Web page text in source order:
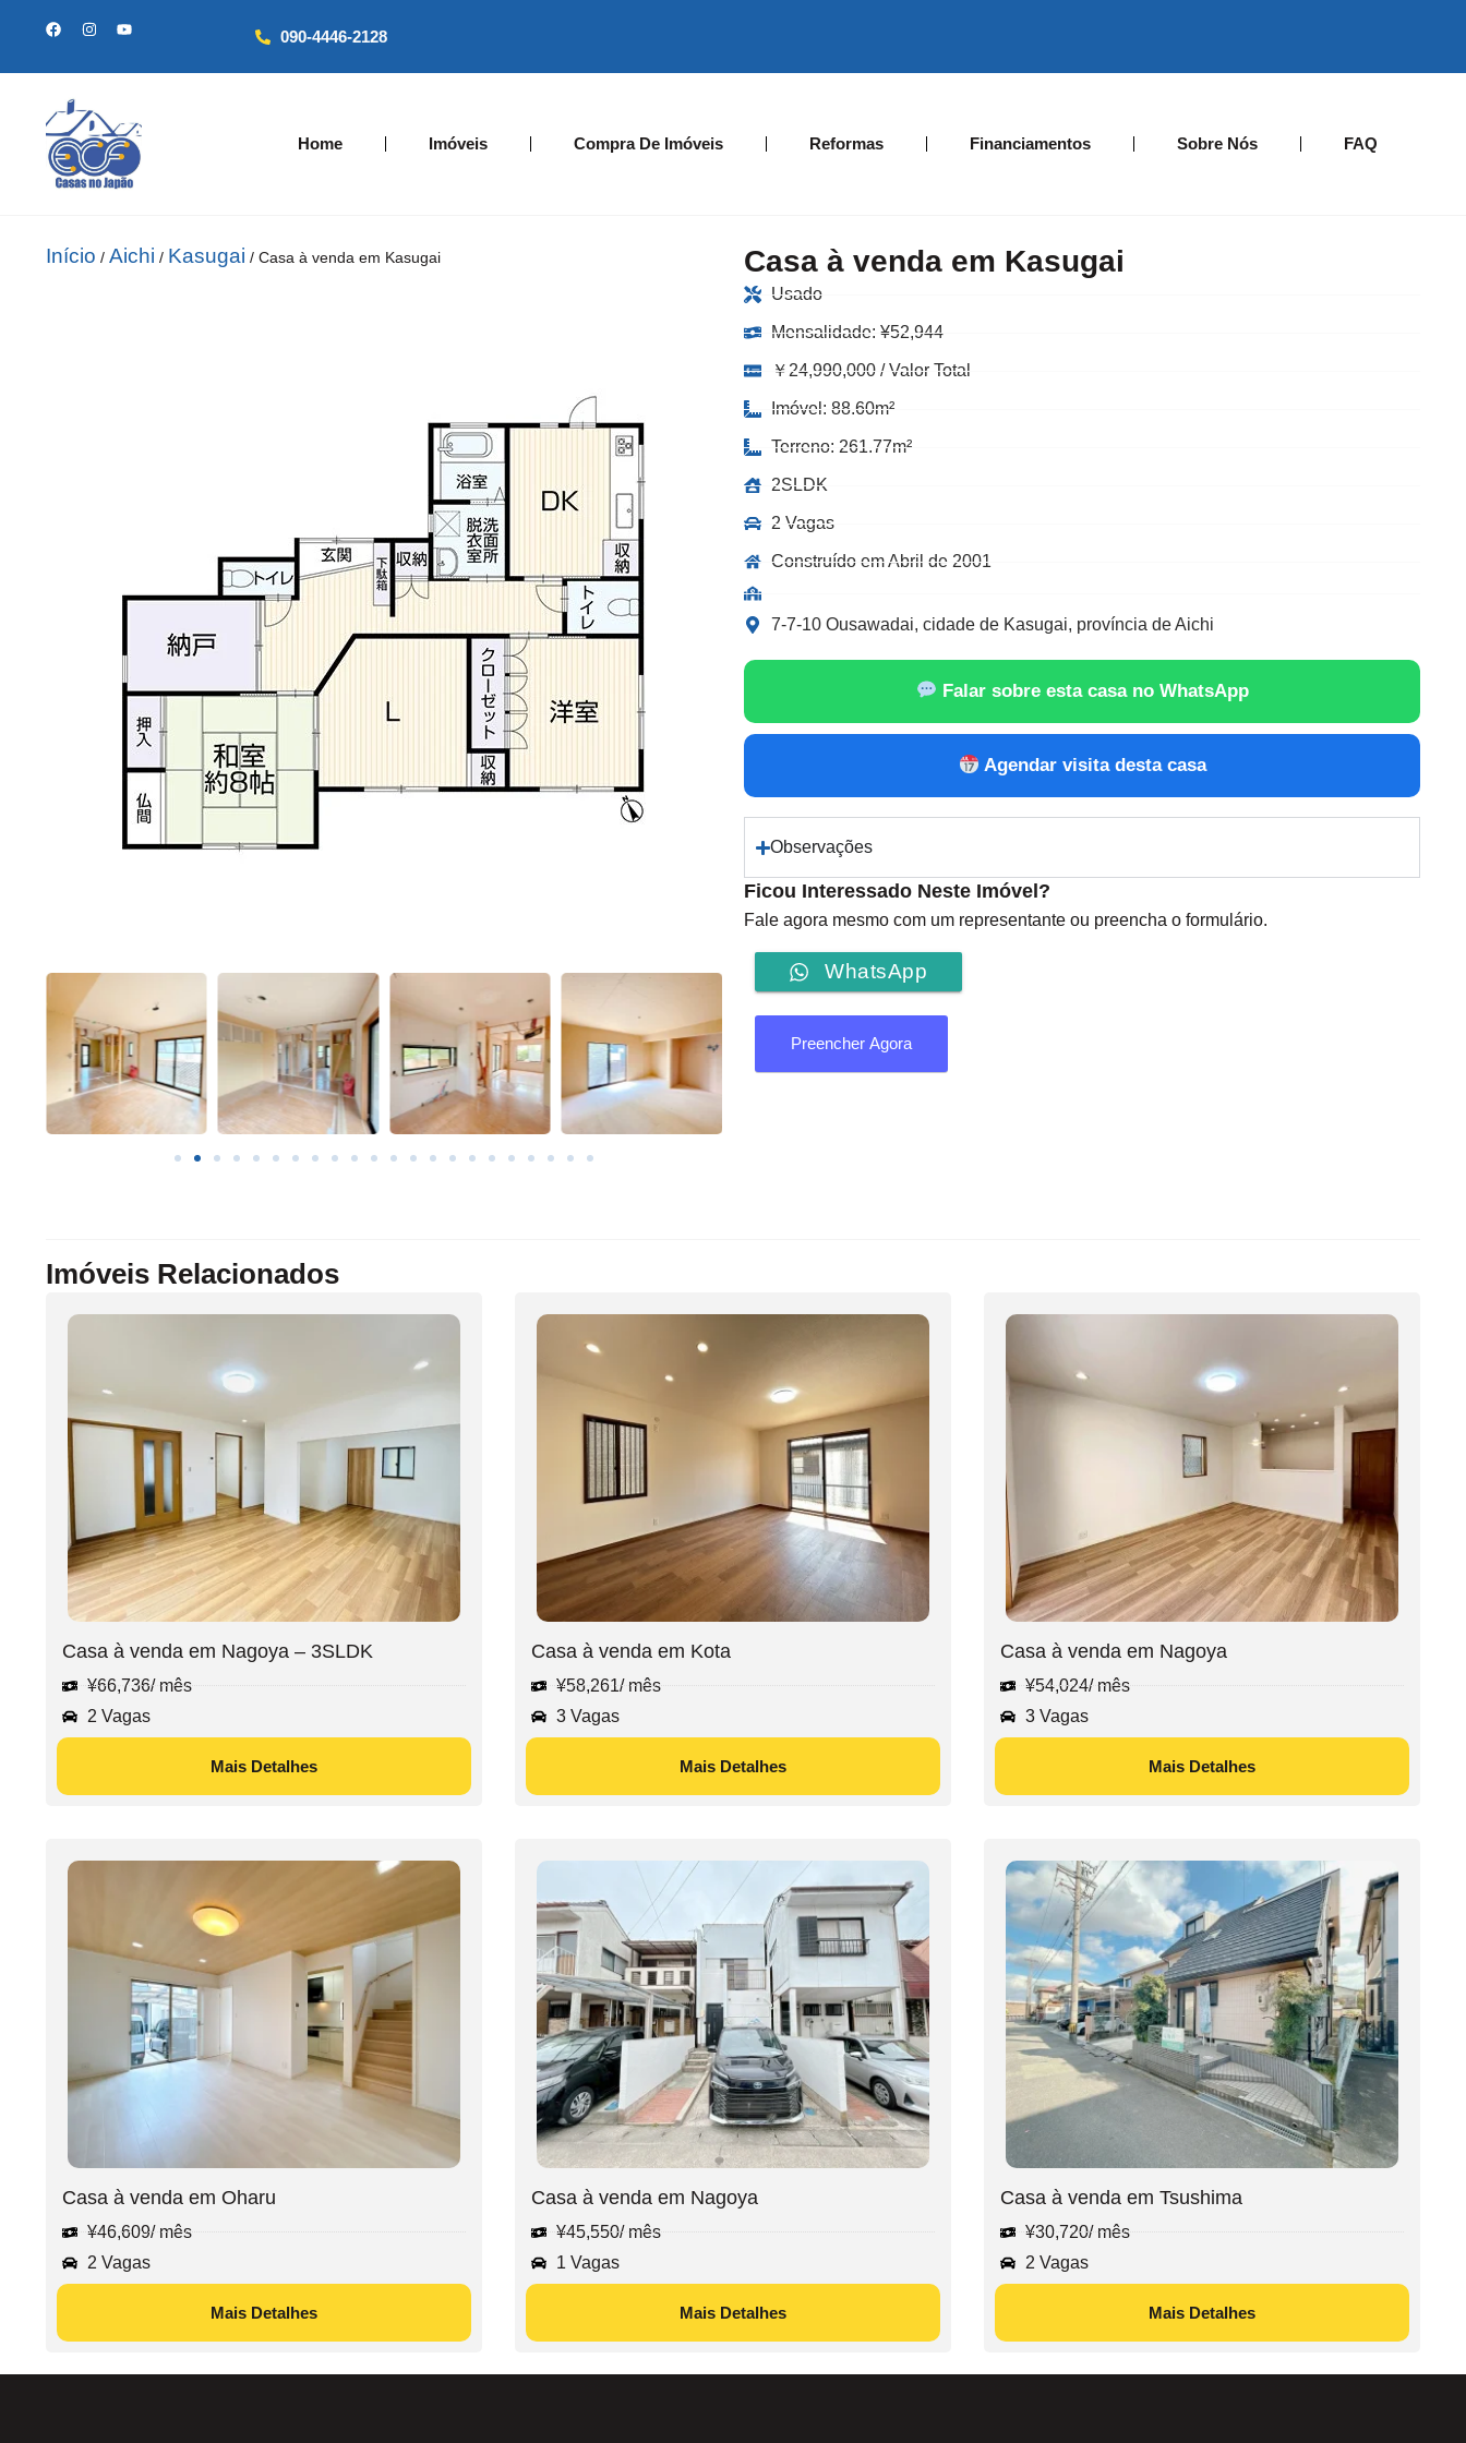
090-4446-2128
Home Imóveis Compra De Imóveis Reformas Financiamentos Sobre Nós FAQ
Início / Aichi / Kasugai / Casa à venda em Kasugai Casa à venda em Kasugai
Usado
Mensalidade: ¥52,944
￥24,990,000 / Valor Total
Imóvel: 88.60m²
Terreno: 261.77m²
2SLDK
2 Vagas
Construído em Abril de 2001
7-7-10 Ousawadai, cidade de Kasugai, província de Aichi
Falar sobre esta casa no WhatsApp
Agendar visita desta casa
Observações
Ficou Interessado Neste Imóvel?
Fale agora mesmo com um representante ou preencha o formulário.
WhatsApp
Preencher Agora
Imóveis Relacionados
Casa à venda em Nagoya – 3SLDK
¥66,736/ mês
2 Vagas
Mais Detalhes
Casa à venda em Kota
¥58,261/ mês
3 Vagas
Mais Detalhes
Casa à venda em Nagoya
¥54,024/ mês
3 Vagas
Mais Detalhes
Casa à venda em Oharu
¥46,609/ mês
2 Vagas
Mais Detalhes
Casa à venda em Nagoya
¥45,550/ mês
1 Vagas
Mais Detalhes
Casa à venda em Tsushima
¥30,720/ mês
2 Vagas
Mais Detalhes